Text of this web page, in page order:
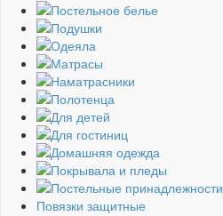
Постельное белье
Подушки
Одеяла
Матрасы
Наматрасники
Полотенца
Для детей
Для гостиниц
Домашняя одежда
Покрывала и пледы
Постельные принадлежности
Повязки защитные